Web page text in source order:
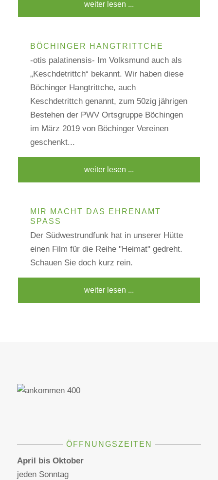
weiter lesen ...
BÖCHINGER HANGTRITTCHE
-otis palatinensis- Im Volksmund auch als
„Keschdetrittch“ bekannt. Wir haben diese
Böchinger Hangtrittche, auch
Keschdetrittch genannt, zum 50zig jährigen
Bestehen der PWV Ortsgruppe Böchingen
im März 2019 von Böchinger Vereinen
geschenkt...
weiter lesen ...
MIR MACHT DAS EHRENAMT
SPASS
Der Südwestrundfunk hat in unserer Hütte
einen Film für die Reihe "Heimat" gedreht.
Schauen Sie doch kurz rein.
weiter lesen ...
ÖFFNUNGSZEITEN
April bis Oktober
jeden Sonntag